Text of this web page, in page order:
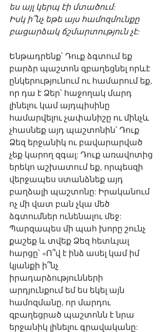
ես այլ կերպ էի մտածում:
Իսկ ի՞նչ եթե այս համոզմունքը
բացարձակ ճշմարտություն չէ:
Ենթադրենք՝ Դուք ձգտում եք
բարձր պաշտոն զբաղեցնել որևէ
ընկերությունում ու համարում եք,
որ դա է Ձեր՝ հաջողակ մարդ
լինելու կամ այդպիսինը
համարվելու չափանիշը ու մինչև
չհասնեք այդ պաշտոնին՝ Դուք
Ձեզ երջանիկ ու բավարարված
չեք կարող զգալ: Դուք առավոտից
երեկո աշխատում եք, որպեսզի
վերջապես ստանձնեք այդ
բաղձալի պաշտոնը: Իրականում
ոչ մի վատ բան չկա մեծ
ձգտումներ ունենալու մեջ:
Պարզապես մի պահ խորը շունչ
քաշեք և տվեք Ձեզ հետևյալ
հարցը՝ «Ո՞վ է ինձ ասել կամ իմ
կյանքի ի՞նչ
իրադարձությունների
արդյունքում եմ ես եկել այն
համոզմանը, որ մարդու
զբաղեցրած պաշտոնն է նրա
երջանիկ լինելու գրավականը: